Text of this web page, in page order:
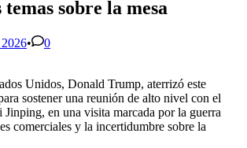
temas sobre la mesa
• 0
Unidos, Donald Trump, aterrizó este
sostener una reunión de alto nivel con el
en una visita marcada por la guerra
comerciales y la incertidumbre sobre la